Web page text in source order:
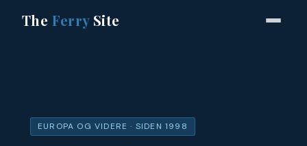
The FerrySite
EUROPA OG VIDERE · SIDEN 1998